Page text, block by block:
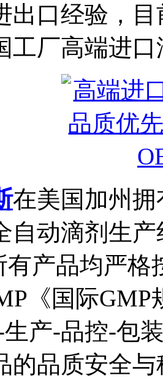
出口经验，
工厂高端进
在美国加州拥
自动滴剂生
有产品均严
《国际
产-品控-包
的品质安全